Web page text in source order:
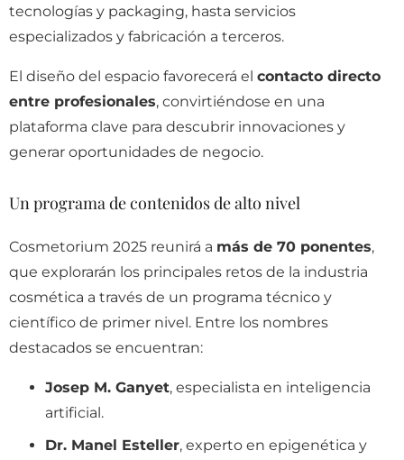
tecnologías y packaging, hasta servicios
especializados y fabricación a terceros.
El diseño del espacio favorecerá el contacto directo
entre profesionales, convirtiéndose en una
plataforma clave para descubrir innovaciones y
generar oportunidades de negocio.
Un programa de contenidos de alto nivel
Cosmetorium 2025 reunirá a más de 70 ponentes,
que explorarán los principales retos de la industria
cosmética a través de un programa técnico y
científico de primer nivel. Entre los nombres
destacados se encuentran:
Josep M. Ganyet, especialista en inteligencia
artificial.
Dr. Manel Esteller, experto en epigenética y